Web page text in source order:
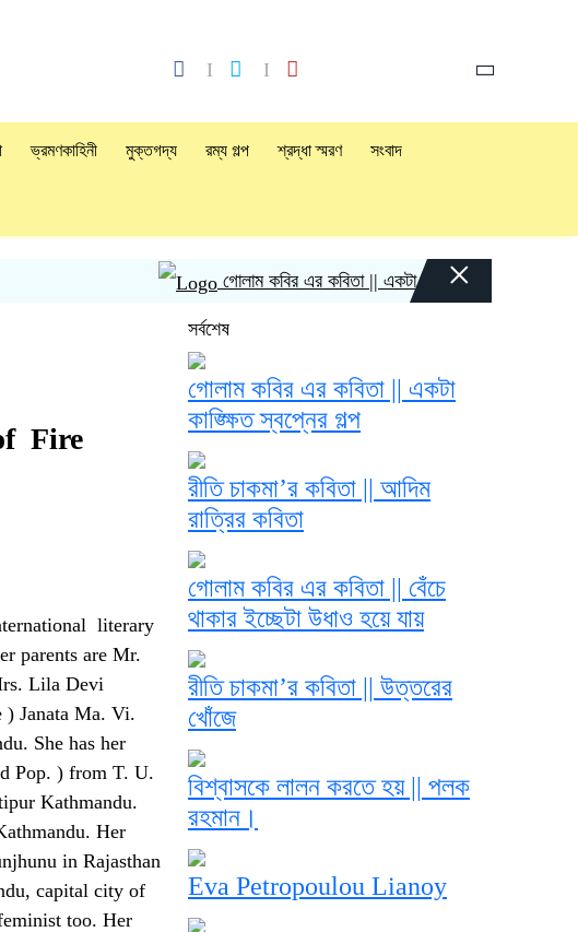
ভ্রমণকাহিনী মুক্তগদ্য রম্য গল্প শ্রদ্ধা স্মরণ সংবাদ
গোলাম কবির এর কবিতা || একটা কাঙ্ক্ষিত স্বপ্নের গল্প
×
Fire
literary
parents are Mr.
Lila Devi
) Janata Ma. Vi.
She has her
Pop. ) from T. U.
Kathmandu.
Her
in Rajasthan
capital city of
too. Her
সর্বশেষ
গোলাম কবির এর কবিতা || একটা
কাঙ্ক্ষিত স্বপ্নের গল্প
রীতি চাকমা’র কবিতা || আদিম
রাত্রির কবিতা
গোলাম কবির এর কবিতা || বেঁচে
থাকার ইচ্ছেটা উধাও হয়ে যায়
রীতি চাকমা’র কবিতা || উত্তরের
খোঁজে
বিশ্বাসকে লালন করতে হয় || পলক
রহমান।
Eva Petropoulou Lianoy